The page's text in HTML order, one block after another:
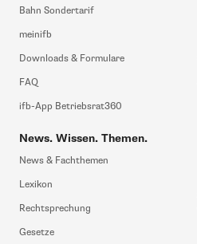
Bahn Sondertarif
meinifb
Downloads & Formulare
FAQ
ifb-App Betriebsrat360
News. Wissen. Themen.
News & Fachthemen
Lexikon
Rechtsprechung
Gesetze